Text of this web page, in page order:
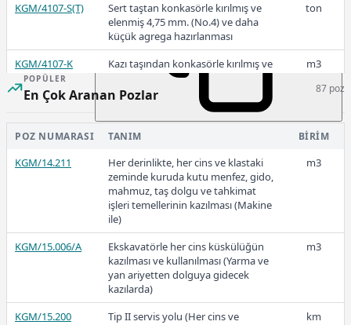
2019
49,26
43,93
KGM/4107-S(T)
Sert taştan konkasörle kırılmış ve
elenmiş 4,75 mm. (No.4) ve daha
küçük agrega hazırlanması
ton
KGM/4107-K
Kazı taşından konkasörle kırılmış ve
elenmiş 4,75 mm. (No.4) ve daha
küçük agrega hazırlanması
m3
KGM/4107-K(T)
Kazı taşından konkasörle kırılmış ve
elenmiş 4,75 mm. (No.4) ve daha
ton
Toplama taştan konkasörle kırılmış
ve elenmiş 4,75 mm. (No.4) ve daha
küçük agrega hazırlanması
KGM/4107-T(T)
Toplama taştan konkasörle kırılmış
ve elenmiş 4,75 mm. (No.4) ve daha
küçük agrega hazırlanması
ton
POPÜLER
En Çok Aranan Pozlar 87 poz
POZ NUMARASI TANIM BIRIM
KGM/14.211
Her derinlikte, her cins ve klastaki
zeminde kuruda kutu menfez, gido,
mahmuz, taş dolgu ve tahkimat
işleri temellerinin kazılması (Makine
ile)
m3
KGM/15.006/A
Ekskavatörle her cins küskülüğün
kazılması ve kullanılması (Yarma ve
yan ariyetten dolguya gidecek
kazılarda)
m3
KGM/15.200
Tip II servis yolu (Her cins ve
km